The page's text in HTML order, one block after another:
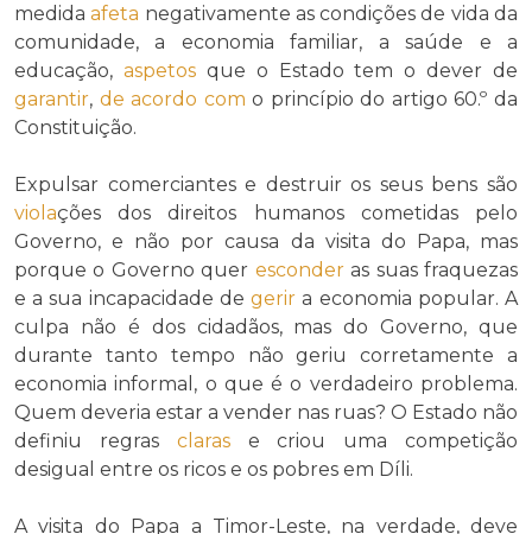
medidaafeta negativamente as condições de vida da
comunidade, a economia familiar, a saúde e a
educação, aspetosque o Estado tem o dever de
garantir, de acordo com o princípio do artigo 60.º da
Constituição.
Expulsar comerciantes e destruir os seus bens são
violações dos direitos humanos cometidas pelo
Governo, e não por causa da visita do Papa, mas
porque o Governo quer esconderas suas fraquezas
e a sua incapacidade degerir a economia popular. A
culpa não é dos cidadãos, mas do Governo, que
durante tanto tempo não geriu corretamente a
economia informal, o que é o verdadeiro problema.
Quem deveria estar a vender nas ruas? O Estado não
definiu regras clarase criou uma competição
desigual entre os ricos e os pobres em Díli.
A visita do Papa a Timor-Leste, na verdade, deve